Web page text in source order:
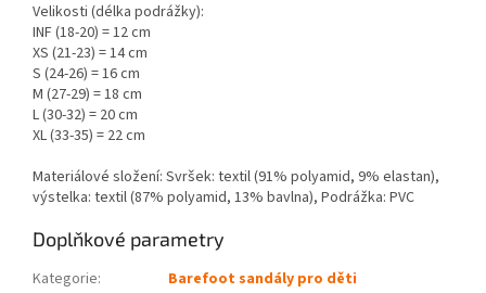
Velikosti (délka podrážky):
INF (18-20) = 12 cm
XS (21-23) = 14 cm
S (24-26) = 16 cm
M (27-29) = 18 cm
L (30-32) = 20 cm
XL (33-35) = 22 cm
Materiálové složení: Svršek: textil (91% polyamid, 9% elastan),
výstelka: textil (87% polyamid, 13% bavlna), Podrážka: PVC
Doplňkové parametry
Kategorie:
Barefoot sandály pro děti